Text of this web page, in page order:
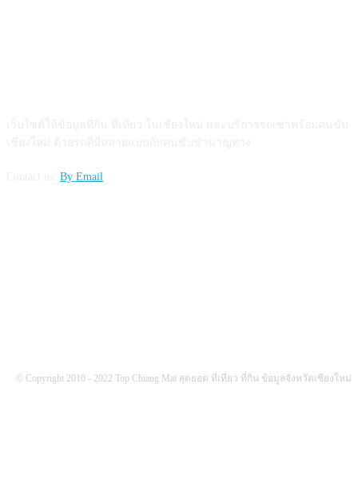
By Email
© Copyright 2010 - 2022 Top Chiang Mai สุดยอด ที่เที่ยว ที่กิน ข้อมูลจังหวัดเชียงใหม่